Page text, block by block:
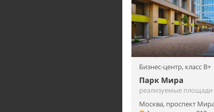
Бизнес-центр, класс B+
Парк Мира
реализуемые площади
Москва, проспект